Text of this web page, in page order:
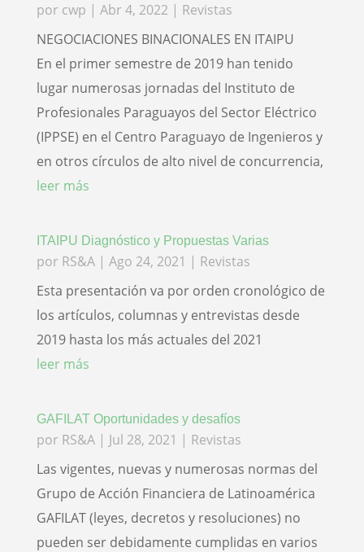
por cwp | Abr 4, 2022 | Revistas
NEGOCIACIONES BINACIONALES EN ITAIPU
En el primer semestre de 2019 han tenido
lugar numerosas jornadas del Instituto de
Profesionales Paraguayos del Sector Eléctrico
(IPPSE) en el Centro Paraguayo de Ingenieros y
en otros círculos de alto nivel de concurrencia,
leer más
ITAIPU Diagnóstico y Propuestas Varias
por RS&A| Ago 24, 2021 | Revistas
Esta presentación va por orden cronológico de
los artículos, columnas y entrevistas desde
2019 hasta los más actuales del 2021
leer más
GAFILAT Oportunidades y desafíos
por RS&A| Jul 28, 2021 | Revistas
Las vigentes, nuevas y numerosas normas del
Grupo de Acción Financiera de Latinoamérica
GAFILAT (leyes, decretos y resoluciones) no
pueden ser debidamente cumplidas en varios